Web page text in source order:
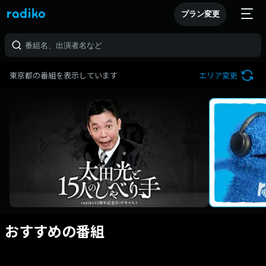
プラン変更
東京都の番組を表示しています エリア変更
おすすめの番組